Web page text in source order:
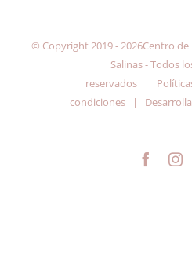
© Copyright 2019 -2026Centro
Salinas - Todos
reservados |
condiciones|